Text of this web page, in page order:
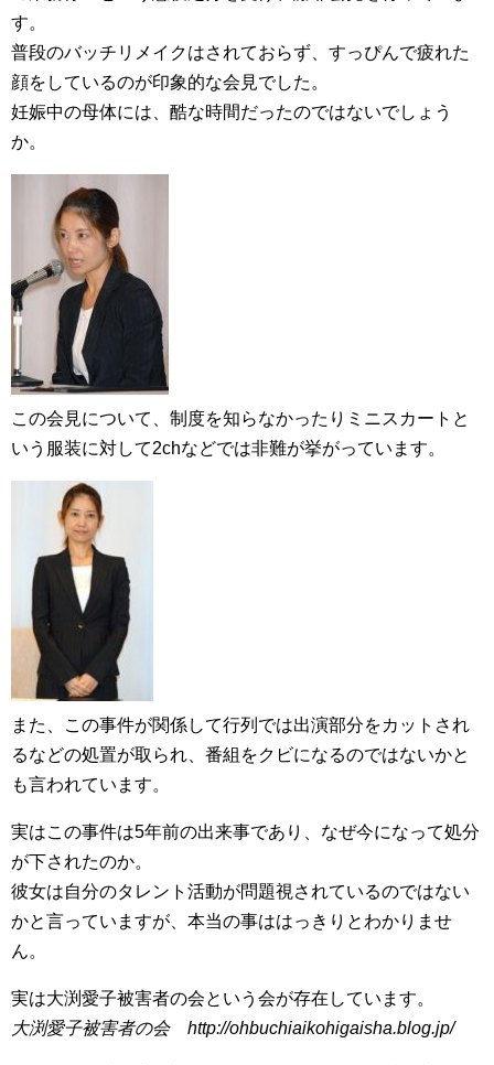
す。
普段のバッチリメイクはされておらず、すっぴんで疲れた
顔をしているのが印象的な会見でした。
妊娠中の母体には、酷な時間だったのではないでしょう
か。
この会見について、制度を知らなかったりミニスカートと
いう服装に対して2chなどでは非難が挙がっています。
また、この事件が関係して行列では出演部分をカットされ
るなどの処置が取られ、番組をクビになるのではないかと
も言われています。
実はこの事件は5年前の出来事であり、なぜ今になって処分
が下されたのか。
彼女は自分のタレント活動が問題視されているのではない
かと言っていますが、本当の事ははっきりとわかりませ
ん。
実は大渕愛子被害者の会という会が存在しています。
大渕愛子被害者の会 http://ohbuchiaikohigaisha.blog.jp/